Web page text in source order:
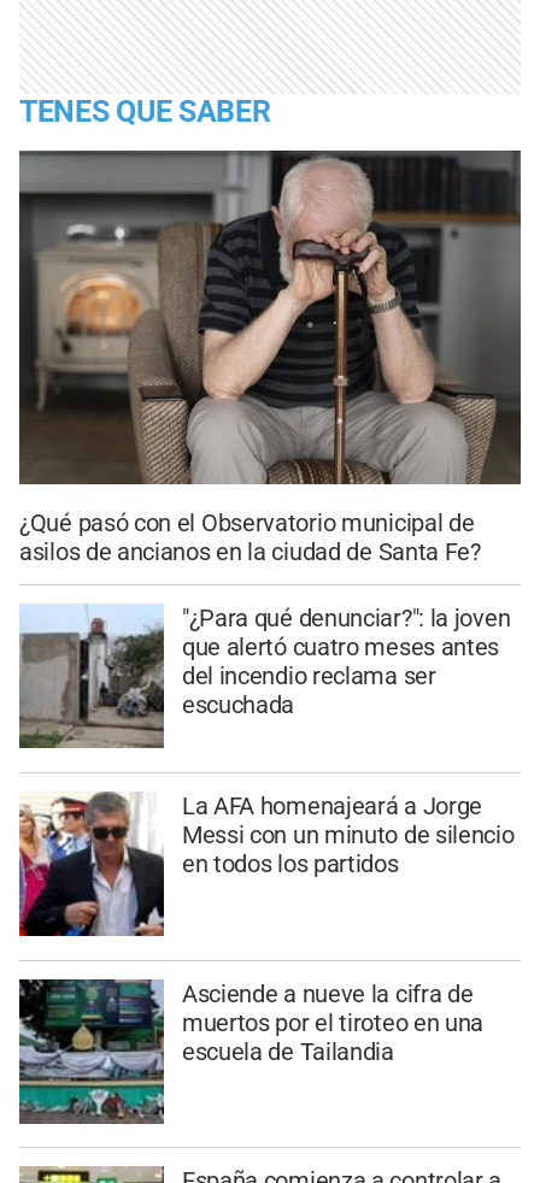
TENES QUE SABER
¿Qué pasó con el Observatorio municipal de
asilos de ancianos en la ciudad de Santa Fe?
"¿Para qué denunciar?": la joven
que alertó cuatro meses antes
del incendio reclama ser
escuchada
La AFA homenajeará a Jorge
Messi con un minuto de silencio
en todos los partidos
Asciende a nueve la cifra de
muertos por el tiroteo en una
escuela de Tailandia